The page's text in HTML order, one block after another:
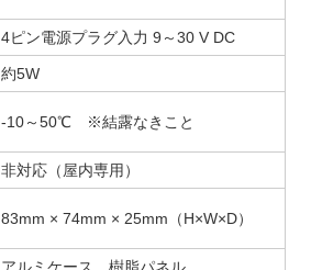
4ピン電源プラグ入力 9～30 V DC
約5W
-10～50℃ ※結露なきこと
非対応（屋内専用）
83mm × 74mm × 25mm（H×W×D）